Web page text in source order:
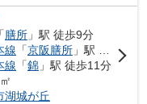
「膳所」駅 徒歩9分
線 「京阪膳所」駅 徒歩9分
線 「錦」駅 徒歩11分
湖城が丘